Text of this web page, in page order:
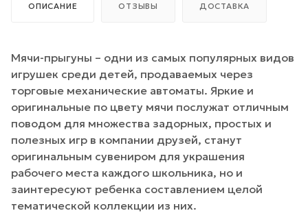
ОПИСАНИЕ ОТЗЫВЫ ДОСТАВКА
Мячи-прыгуны – одни из самых популярных видов
игрушек среди детей, продаваемых через
торговые механические автоматы. Яркие и
оригинальные по цвету мячи послужат отличным
поводом для множества задорных, простых и
полезных игр в компании друзей, станут
оригинальным сувениром для украшения
рабочего места каждого школьника, но и
заинтересуют ребенка составлением целой
тематической коллекции из них.